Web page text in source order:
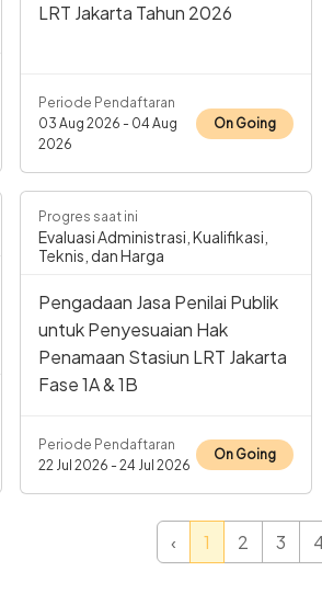
LRT Jakarta Tahun 2026
Periode Pendaftaran
03 Aug 2026 - 04 Aug
2026
On Going
Progres saat ini
Evaluasi Administrasi, Kualifikasi,
Teknis, dan Harga
Pengadaan Jasa Penilai Publik
untuk Penyesuaian Hak
Penamaan Stasiun LRT Jakarta
Fase 1A & 1B
Periode Pendaftaran
22 Jul 2026 - 24 Jul 2026
On Going
‹ 1 2 3